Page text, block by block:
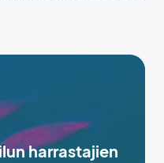
harrastajien